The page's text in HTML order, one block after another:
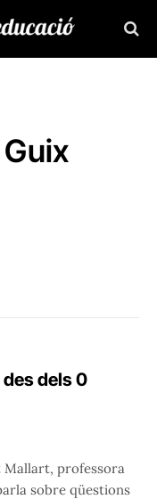
dels 0
Mallart, professora
sobre qüestions